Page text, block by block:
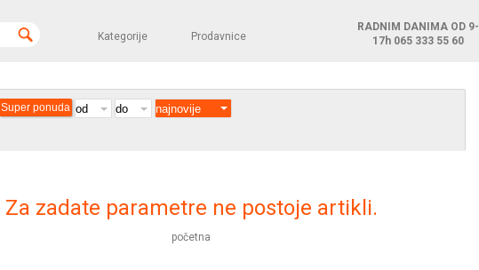
Kategorije Prodavnice
RADNIM DANIMA OD 9-
17h 065 333 55 60
Super ponuda
Za zadate parametre ne postoje artikli.
početna